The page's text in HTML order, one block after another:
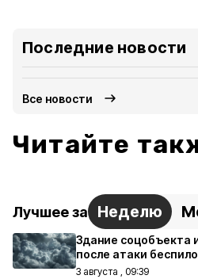
Последние новости
Все новости
Читайте
Лучшее за Неделю
Здание соцобъекта
после атаки
3 августа , 09:39